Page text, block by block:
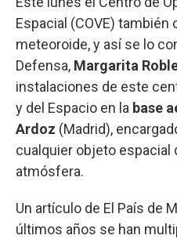
Espacial (COVE) también
meteoroide, y así se lo
Defensa, Margarita
instalaciones de este
y del Espacio en la base
Ardoz (Madrid),
cualquier objeto espacial
atmósfera.
Un artículo de El País de
últimos años se han